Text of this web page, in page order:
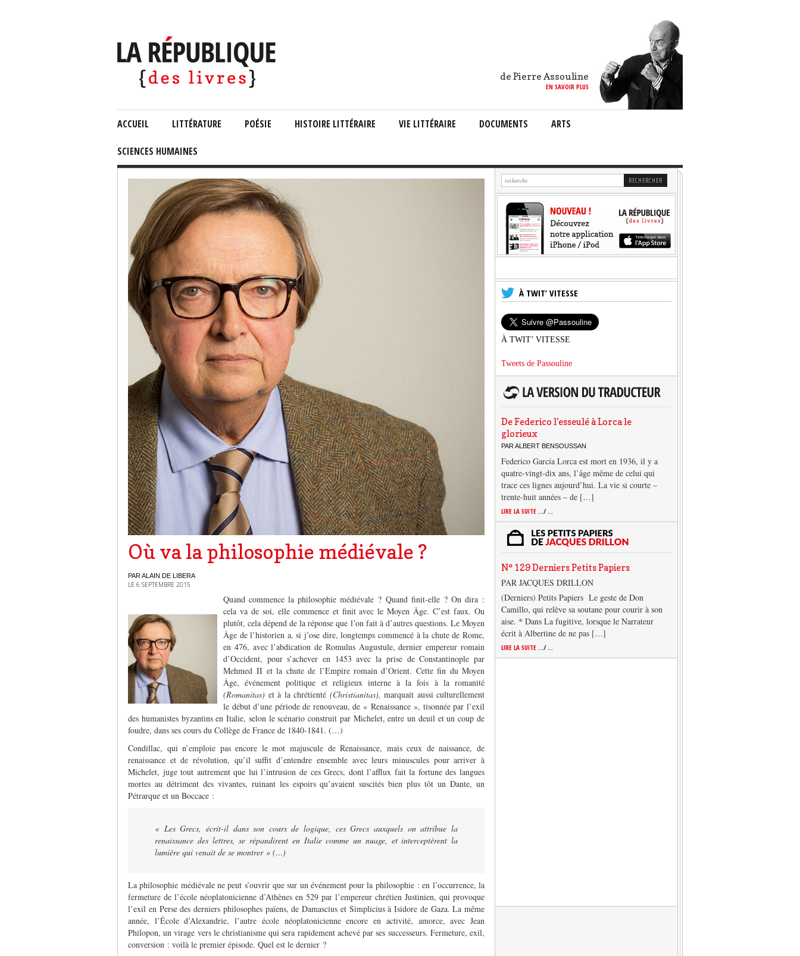
de Pierre Assouline
EN SAVOIR PLUS
ACCUEIL LITTÉRATURE POÉSIE HISTOIRE LITTÉRAIRE VIE LITTÉRAIRE DOCUMENTS ARTS
SCIENCES HUMAINES
Où va la philosophie médiévale ?
PAR ALAIN DE LIBERA
LE 6 SEPTEMBRE 2015
Quand commence la philosophie médiévale ? Quand finit-elle ? On dira :
cela va de soi, elle commence et finit avec le Moyen Âge. C’est faux. Ou
plutôt, cela dépend de la réponse que l’on fait à d’autres questions. Le Moyen
Âge de l’historien a, si j’ose dire, longtemps commencé à la chute de Rome,
en 476, avec l’abdication de Romulus Augustule, dernier empereur romain
d’Occident, pour s’achever en 1453 avec la prise de Constantinople par
Mehmed II et la chute de l’Empire romain d’Orient. Cette fin du Moyen
Âge, événement politique et religieux interne à la fois à la romanité
(Romanitas) et à la chrétienté (Christianitas), marquait aussi culturellement
le début d’une période de renouveau, de « Renaissance », tisonnée par l’exil
des humanistes byzantins en Italie, selon le scénario construit par Michelet, entre un deuil et un coup de
foudre, dans ses cours du Collège de France de 1840-1841. (…)
Condillac, qui n’emploie pas encore le mot majuscule de Renaissance, mais ceux de naissance, de
renaissance et de révolution, qu’il suffit d’entendre ensemble avec leurs minuscules pour arriver à
Michelet, juge tout autrement que lui l’intrusion de ces Grecs, dont l’afflux fait la fortune des langues
mortes au détriment des vivantes, ruinant les espoirs qu’avaient suscités bien plus tôt un Dante, un
Pétrarque et un Boccace :
« Les Grecs, écrit-il dans son cours de logique, ces Grecs auxquels on attribue la
renaissance des lettres, se répandirent en Italie comme un nuage, et interceptèrent la
lumière qui venait de se montrer » (…)
La philosophie médiévale ne peut s’ouvrir que sur un événement pour la philosophie : en l’occurrence, la
fermeture de l’école néo­platonicienne d’Athènes en 529 par l’empereur chrétien Justinien, qui provoque
l’exil en Perse des derniers philo­sophes païens, de Damascius et Simplicius à Isidore de Gaza. La même
année, l’École d’Alexandrie, l’autre école néo­platonicienne encore en activité, amorce, avec Jean
Philopon, un virage vers le christianisme qui sera rapidement achevé par ses successeurs. Fermeture, exil,
conversion : voilà le premier épisode. Quel est le dernier ?
À TWIT’ VITESSE
À TWIT’ VITESSE
Tweets de Passouline
De Federico l’esseulé à Lorca le
glorieux
PAR ALBERT BENSOUSSAN
Federico García Lorca est mort en 1936, il y a
quatre-vingt-dix ans, l’âge même de celui qui
trace ces lignes aujourd’hui. La vie si courte –
trente-huit années – de […]
LIRE LA SUITE .../ ...
N° 129 Derniers Petits Papiers
PAR JACQUES DRILLON
(Derniers) Petits Papiers Le geste de Don
Camillo, qui relève sa soutane pour courir à son
aise. * Dans La fugitive, lorsque le Narrateur
écrit à Albertine de ne pas […]
LIRE LA SUITE .../ ...